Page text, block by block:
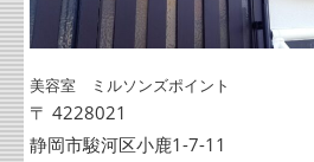
美容室 ミルソンズポイント
〒 4228021
静岡市駿河区小鹿1-7-11